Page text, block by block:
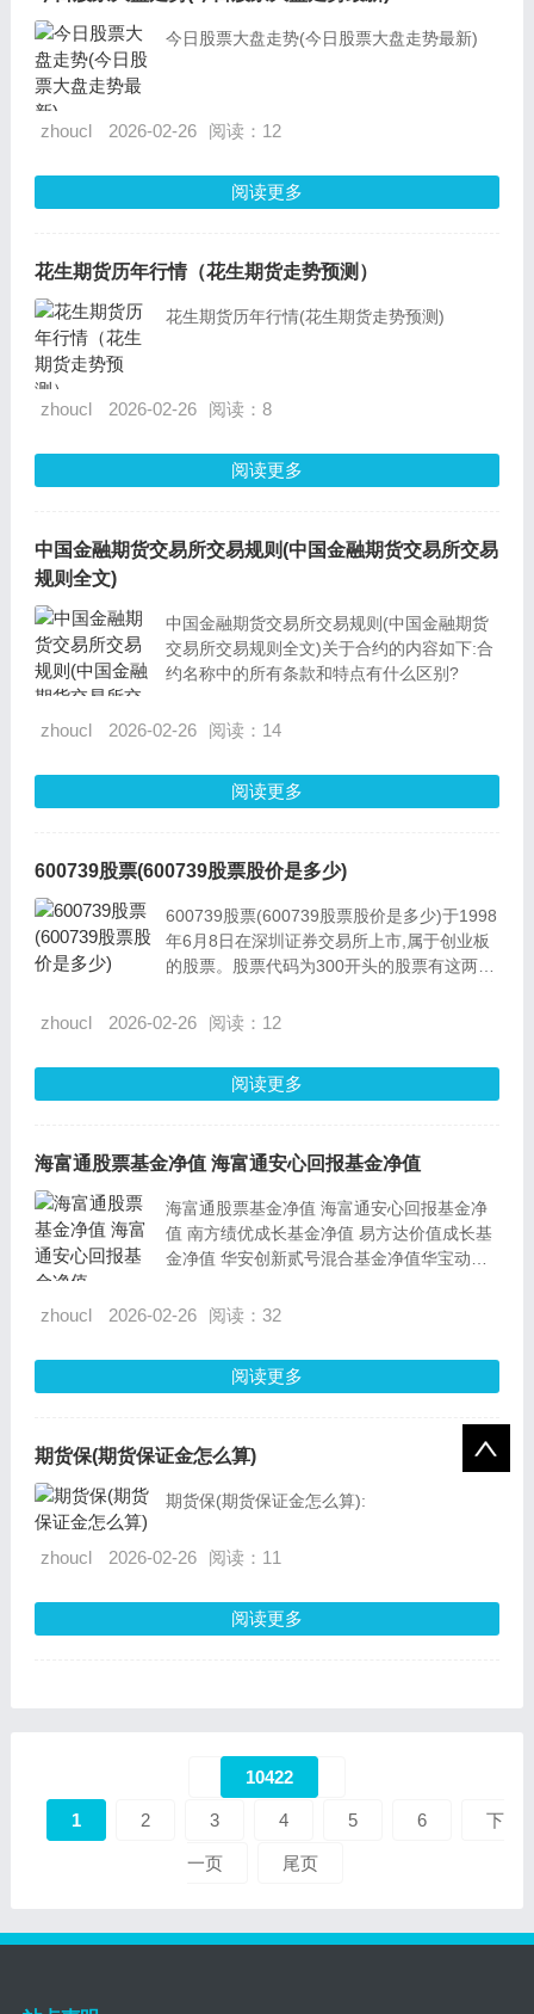
今日股票大盘走势(今日股票大盘走势最新)
zhoucl 2026-02-26 阅读：12
阅读更多
花生期货历年行情（花生期货走势预测）
花生期货历年行情(花生期货走势预测)
zhoucl 2026-02-26 阅读：8
阅读更多
中国金融期货交易所交易规则(中国金融期货交易所交易
规则全文)
中国金融期货交易所交易规则(中国金融期货
交易所交易规则全文)关于合约的内容如下:合
约名称中的所有条款和特点有什么区别?
zhoucl 2026-02-26 阅读：14
阅读更多
600739股票(600739股票股价是多少)
600739股票(600739股票股价是多少)于1998
年6月8日在深圳证券交易所上市,属于创业板
的股票。股票代码为300开头的股票有这两支
zhoucl 2026-02-26 阅读：12
阅读更多
海富通股票基金净值 海富通安心回报基金净值
海富通股票基金净值 海富通安心回报基金净
值 南方绩优成长基金净值 易方达价值成长基
金净值 华安创新贰号混合基金净值华宝动力
股票基金净值国泰金马基金净值等等。
zhoucl 2026-02-26 阅读：32
阅读更多
期货保(期货保证金怎么算)
期货保(期货保证金怎么算):
zhoucl 2026-02-26 阅读：11
阅读更多
10422
1 2 3 4 5 6 下
一页 尾页